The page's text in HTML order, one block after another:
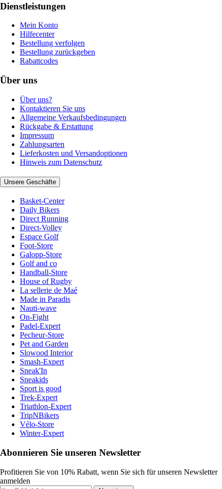
Dienstleistungen
Mein Konto
Hilfecenter
Bestellung verfolgen
Bestellung zurückgeben
Rabattcodes
Über uns
Über uns?
Kontaktieren Sie uns
Allgemeine Verkaufsbedingungen
Rückgabe & Erstattung
Impressum
Zahlungsarten
Lieferkosten und Versandoptionen
Hinweis zum Datenschutz
Unsere Geschäfte
Basket-Center
Daily Bikers
Direct Running
Direct-Volley
Espace Golf
Foot-Store
Galopp-Store
Golf and co
Handball-Store
House of Rugby
La sellerie de Maé
Made in Paradis
Nauti-wave
On-Fight
Padel-Expert
Pecheur-Store
Pet and Garden
Slowood Interior
Smash-Expert
Sneak'In
Sneakids
Sport is good
Trek-Expert
Triathlon-Expert
TripNBikers
Vélo-Store
Winter-Expert
Abonnieren Sie unseren Newsletter
Profitieren Sie von 10% Rabatt, wenn Sie sich für unseren Newsletter
anmelden